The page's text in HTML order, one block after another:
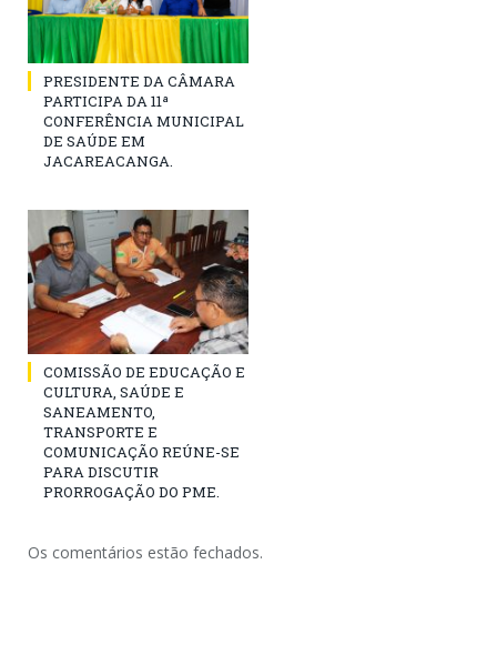
PRESIDENTE DA CÂMARA
PARTICIPA DA 11ª
CONFERÊNCIA MUNICIPAL
DE SAÚDE EM
JACAREACANGA.
COMISSÃO DE EDUCAÇÃO E
CULTURA, SAÚDE E
SANEAMENTO,
TRANSPORTE E
COMUNICAÇÃO REÚNE-SE
PARA DISCUTIR
PRORROGAÇÃO DO PME.
Os comentários estão fechados.